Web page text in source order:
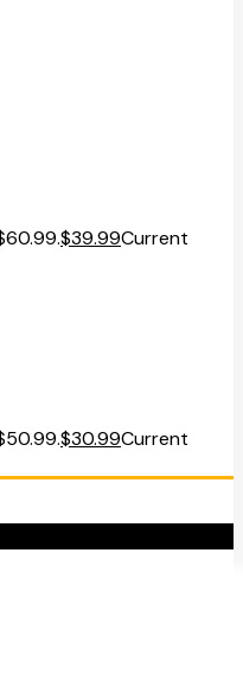
$39.99Current
$30.99Current